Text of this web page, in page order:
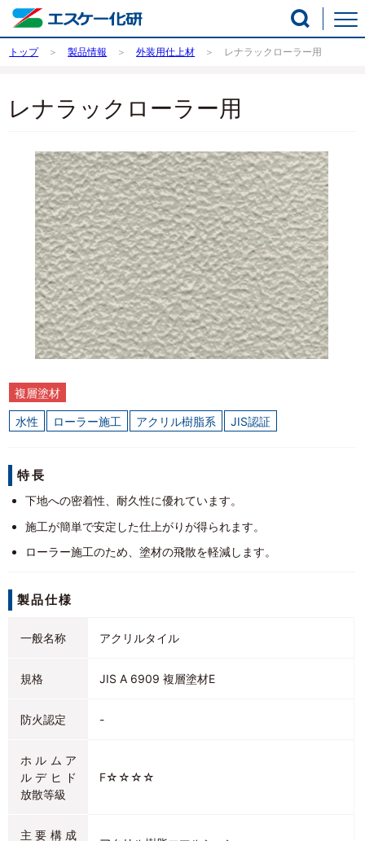
トップ 製品情報 外装用仕上材 レナラックローラー用
レナラックローラー用
複層塗材
水性 ローラー施工 アクリル樹脂系 JIS認証
特長
下地への密着性、耐久性に優れています。
施工が簡単で安定した仕上がりが得られます。
ローラー施工のため、塗材の飛散を軽減します。
製品仕様
一般名称 アクリルタイル
規格 JIS A 6909 複層塗材E
防火認定 -
ホルムア
ルデヒド
放散等級
F☆☆☆☆
主要構成